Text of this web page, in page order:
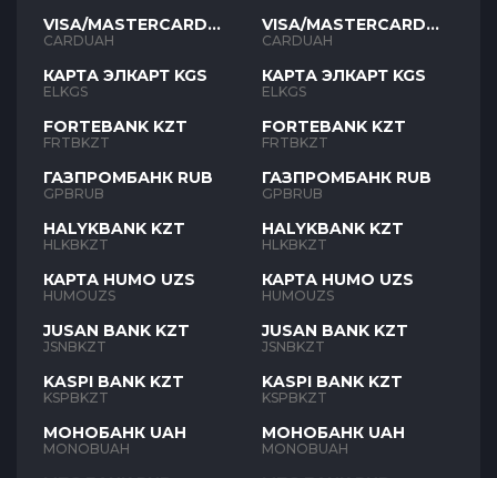
VISA/MASTERCARD
UAH
CARDUAH
КАРТА ЭЛКАРТ KGS
ELKGS
FORTEBANK KZT
FRTBKZT
ГАЗПРОМБАНК RUB
GPBRUB
HALYKBANK KZT
HLKBKZT
КАРТА HUMO UZS
HUMOUZS
JUSAN BANK KZT
JSNBKZT
KASPI BANK KZT
KSPBKZT
МОНОБАНК UAH
MONOBUAH
VISA/MASTERCARD
UAH
CARDUAH
КАРТА ЭЛКАРТ KGS
ELKGS
FORTEBANK KZT
FRTBKZT
ГАЗПРОМБАНК RUB
GPBRUB
HALYKBANK KZT
HLKBKZT
КАРТА HUMO UZS
HUMOUZS
JUSAN BANK KZT
JSNBKZT
KASPI BANK KZT
KSPBKZT
МОНОБАНК UAH
MONOBUAH